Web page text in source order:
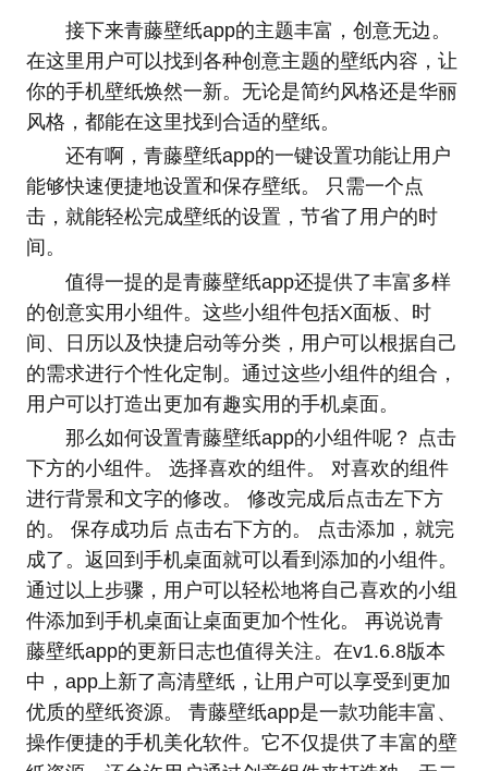
接下来青藤壁纸app的主题丰富，创意无边。
在这里用户可以找到各种创意主题的壁纸内容，让
你的手机壁纸焕然一新。无论是简约风格还是华丽
风格，都能在这里找到合适的壁纸。
还有啊，青藤壁纸app的一键设置功能让用户
能够快速便捷地设置和保存壁纸。 只需一个点
击，就能轻松完成壁纸的设置，节省了用户的时
间。
值得一提的是青藤壁纸app还提供了丰富多样
的创意实用小组件。这些小组件包括X面板、时
间、日历以及快捷启动等分类，用户可以根据自己
的需求进行个性化定制。通过这些小组件的组合，
用户可以打造出更加有趣实用的手机桌面。
那么如何设置青藤壁纸app的小组件呢？ 点击
下方的小组件。 选择喜欢的组件。 对喜欢的组件
进行背景和文字的修改。 修改完成后点击左下方
的。 保存成功后 点击右下方的。 点击添加，就完
成了。返回到手机桌面就可以看到添加的小组件。
通过以上步骤，用户可以轻松地将自己喜欢的小组
件添加到手机桌面让桌面更加个性化。 再说说青
藤壁纸app的更新日志也值得关注。在v1.6.8版本
中，app上新了高清壁纸，让用户可以享受到更加
优质的壁纸资源。 青藤壁纸app是一款功能丰富、
操作便捷的手机美化软件。它不仅提供了丰富的壁